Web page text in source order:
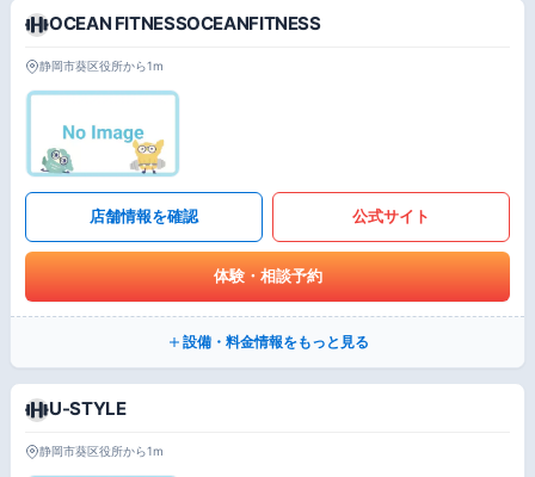
OCEAN FITNESSOCEANFITNESS
静岡市葵区役所から1m
店舗情報を確認 公式サイト
体験・相談予約
設備・料金情報をもっと見る
U-STYLE
静岡市葵区役所から1m